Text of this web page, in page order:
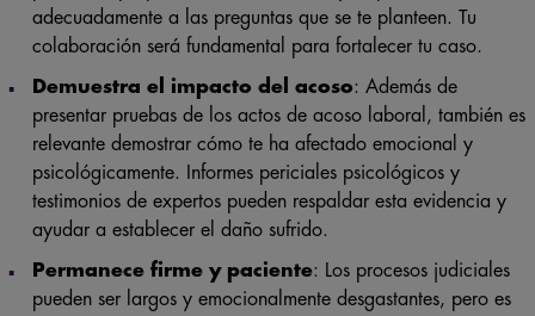
adecuadamente a las preguntas que se te planteen. Tu
colaboración será fundamental para fortalecer tu caso.
Demuestra el impacto del acoso: Además de
presentar pruebas de los actos de acoso laboral, también es
relevante demostrar cómo te ha afectado emocional y
psicológicamente. Informes periciales psicológicos y
testimonios de expertos pueden respaldar esta evidencia y
ayudar a establecer el daño sufrido.
Permanece firme y paciente: Los procesos judiciales
pueden ser largos y emocionalmente desgastantes, pero es